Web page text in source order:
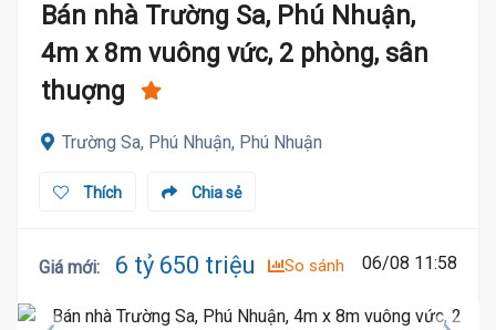
Bán nhà Trường Sa, Phú Nhuận,
4m x 8m vuông vức, 2 phòng, sân
thuợng
Trường Sa, Phú Nhuận, Phú Nhuận
Chia sẻ
Thích
Giá mới: 6 tỷ 650 triệu So sánh 06/08 11:58